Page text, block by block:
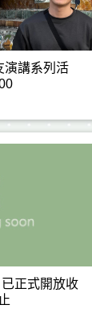
演講系列活
已正式開放收